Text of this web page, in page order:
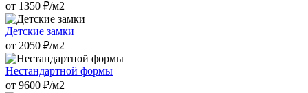
от 1350 ₽/м2
Детские замки
от 2050 ₽/м2
Нестандартной формы
от 9600 ₽/м2